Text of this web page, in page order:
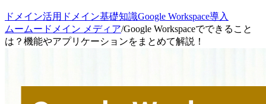
ドメイン活用 ドメイン基礎知識Google Workspace導入
ムームードメイン メディア/Google Workspaceでできること
は？機能やアプリケーションをまとめて解説！